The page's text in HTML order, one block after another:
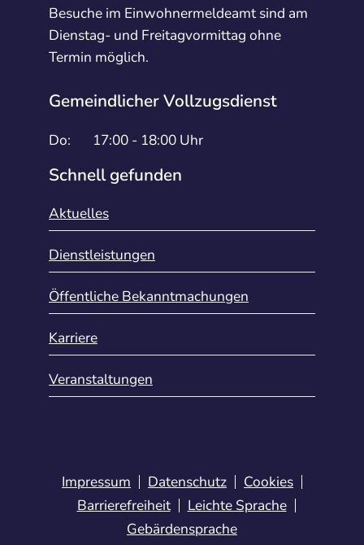
Besuche im Einwohnermeldeamt sind am
Dienstag- und Freitagvormittag ohne
Termin möglich.
Gemeindlicher Vollzugsdienst
Do: 17:00 - 18:00 Uhr
Schnell gefunden
Aktuelles
Dienstleistungen
Öffentliche Bekanntmachungen
Karriere
Veranstaltungen
Impressum Datenschutz
Cookies
Barrierefreiheit
Leichte Sprache
Gebärdensprache